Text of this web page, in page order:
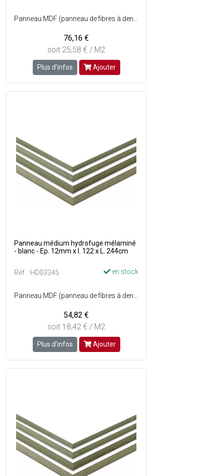
76,16 €
soit 25,58 € / M2
Plus d'infos Ajouter
Panneau médium hydrofuge mélaminé
- blanc - Ep. 12mm x l. 122 x L. 244cm
Réf. : HD03345 en stock
54,82 €
soit 18,42 € / M2
Plus d'infos Ajouter